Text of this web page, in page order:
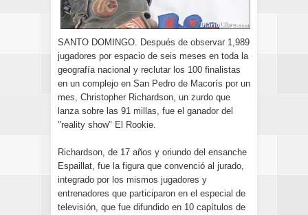
SANTO DOMINGO. Después de observar 1,989
jugadores por espacio de seis meses en toda la
geografía nacional y reclutar los 100 finalistas
en un complejo en San Pedro de Macorís por un
mes, Christopher Richardson, un zurdo que
lanza sobre las 91 millas, fue el ganador del
"reality show" El Rookie.
Richardson, de 17 años y oriundo del ensanche
Espaillat, fue la figura que convenció al jurado,
integrado por los mismos jugadores y
entrenadores que participaron en el especial de
televisión, que fue difundido en 10 capítulos de